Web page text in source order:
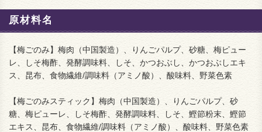
原材料名
【梅ごのみ】梅肉（中国製造）、りんごパルプ、砂糖、梅ピュー
レ、しそ梅酢、発酵調味料、しそ、かつおぶし、かつおぶしエキ
ス、昆布、食物繊維/調味料（アミノ酸）、酸味料、野菜色素
【梅ごのみスティック】梅肉（中国製造）、りんごパルプ、砂
糖、梅ピューレ、しそ梅酢、発酵調味料、しそ、鰹節粉末、鰹節
エキス、昆布、食物繊維/調味料（アミノ酸）、酸味料、野菜色素